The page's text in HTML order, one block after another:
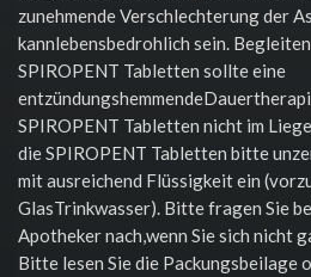
zunehmende Verschlechterung der
kannlebensbedrohlich sein.
SPIROPENT Tabletten sollte eine
SPIROPENT Tabletten nicht im
die SPIROPENT Tabletten bitte
mit ausreichend Flüssigkeit ein
GlasTrinkwasser). Bitte fragen Sie
Apotheker nach,wenn Sie sich nicht
Bitte lesen Sie die Packungsbeilage